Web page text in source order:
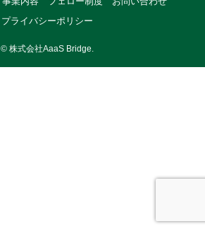
プライバシーポリシー
© 株式会社AaaS Bridge.